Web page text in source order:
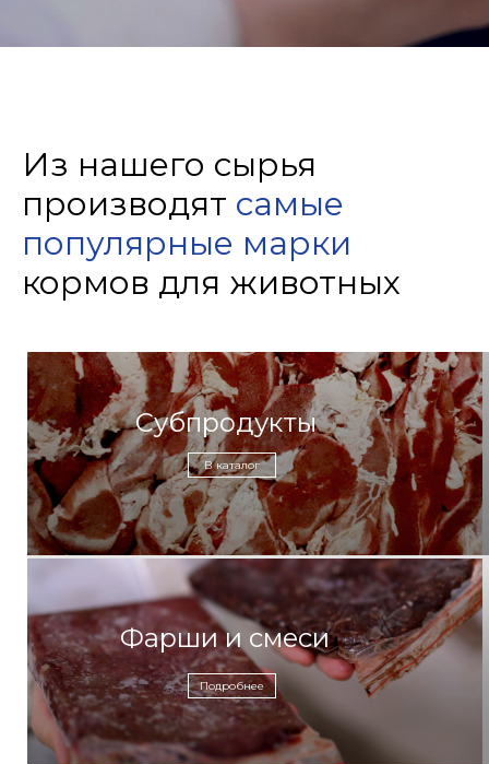
Из нашего сырья
производят самые
популярные марки
кормов для животных
Фарши и смеси
Подробнее
Субпродукты
В каталог